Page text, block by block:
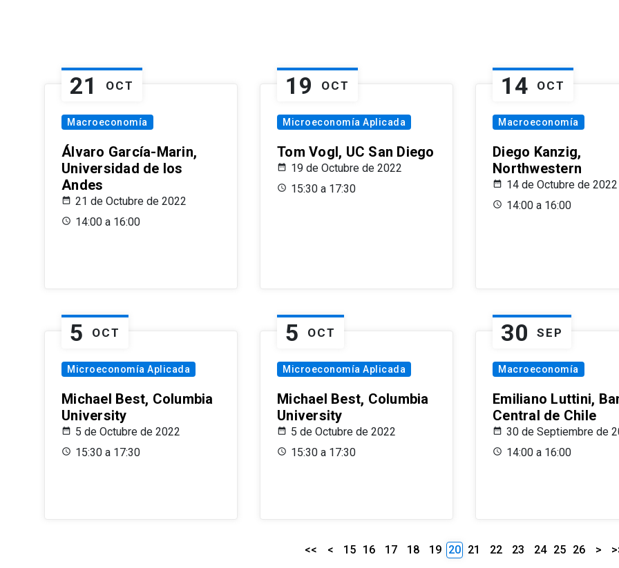
21 OCT
Macroeconomía
Álvaro García-Marin,
Universidad de los
Andes
21 de Octubre de 2022
14:00 a 16:00
19 OCT
Microeconomía Aplicada
Tom Vogl, UC San Diego
19 de Octubre de 2022
15:30 a 17:30
14 OCT
Macroeconomía
Diego Kanzig,
Northwestern
14 de Octubre de 2022
14:00 a 16:00
5 OCT
Microeconomía Aplicada
Michael Best, Columbia
University
5 de Octubre de 2022
15:30 a 17:30
5 OCT
Microeconomía Aplicada
Michael Best, Columbia
University
5 de Octubre de 2022
15:30 a 17:30
30 SEP
Macroeconomía
Emiliano Luttini,
Central de Chile
30 de Septiembre de
14:00 a 16:00
<< < 15 16 17 18 19 20 21 22 23 24 25 26 >